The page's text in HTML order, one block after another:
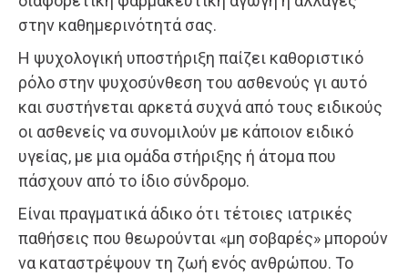
στην καθημερινότητά σας.
Η ψυχολογική υποστήριξη παίζει καθοριστικό
ρόλο στην ψυχοσύνθεση του ασθενούς γι αυτό
και συστήνεται αρκετά συχνά από τους ειδικούς
οι ασθενείς να συνομιλούν με κάποιον ειδικό
υγείας, με μια ομάδα στήριξης ή άτομα που
πάσχουν από το ίδιο σύνδρομο.
Είναι πραγματικά άδικο ότι τέτοιες ιατρικές
παθήσεις που θεωρούνται «μη σοβαρές» μπορούν
να καταστρέψουν τη ζωή ενός ανθρώπου. Το